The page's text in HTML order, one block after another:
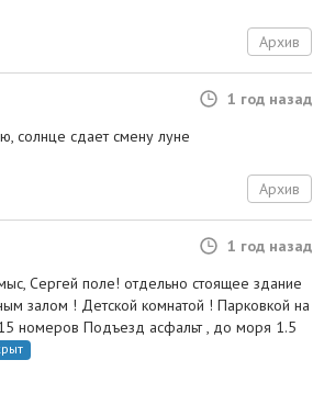
Архив
1 год назад
солнце сдает смену луне
Архив
1 год назад
Сергей поле! отдельно стоящее здание
залом ! Детской комнатой ! Парковкой на
номеров Подъезд асфальт , до моря 1.5